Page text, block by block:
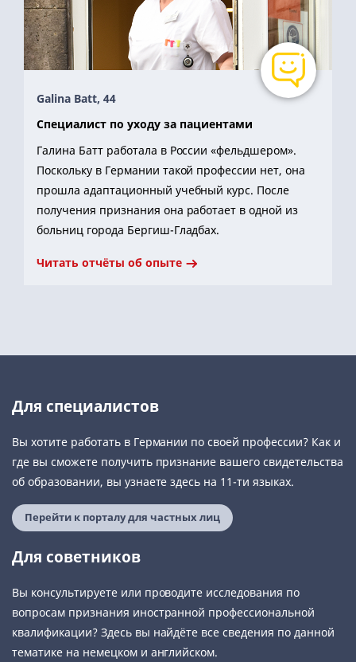
Galina Batt, 44
Специалист по уходу за пациентами
Галина Батт работала в России «фельдшером».
Поскольку в Германии такой профессии нет, она
прошла адаптационный учебный курс. После
получения признания она работает в одной из
больниц города Бергиш-Гладбах.
Читать отчёты об опыте
Для специалистов
Вы хотите работать в Германии по своей профессии? Как и
где вы сможете получить признание вашего свидетельства
об образовании, вы узнаете здесь на 11-ти языках.
Перейти к порталу для частных лиц
Для советников
Вы консультируете или проводите исследования по
вопросам признания иностранной профессиональной
квалификации? Здесь вы найдёте все сведения по данной
тематике на немецком и английском.